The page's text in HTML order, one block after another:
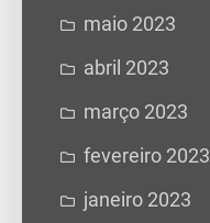
maio 2023
abril 2023
março 2023
fevereiro 2023
janeiro 2023